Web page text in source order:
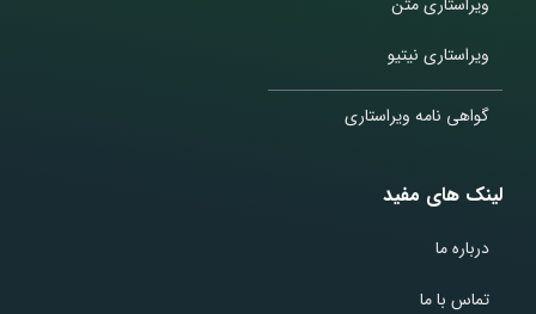
ویراستاری نیتیو
گواهی نامه ویراستاری
لینک های مفید
درباره ما
تماس با ما